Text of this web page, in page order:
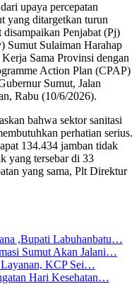
upaya percepatan
yang ditargetkan turun
Penjabat (Pj)
Sumut Sulaiman Harahap
Sama Provinsi dengan
Action Plan (CPAP)
Sumut, Jalan
Rabu (10/6/2026).
bahwa sektor sanitasi
perhatian serius.
134.434 jamban tidak
yang tersebar di 33
yang sama, Plt Direktur
,Bupati Labuhanbatu…
Sumut Akan Jalani…
Layanan, KCP Sei…
Hari Kesehatan…